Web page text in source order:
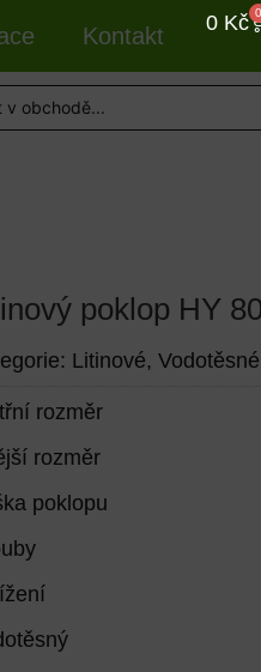
Kontakt 0 Kč 0
poklop HY
Litinové, Vodotěsné
rozměr
rozměr
poklopu